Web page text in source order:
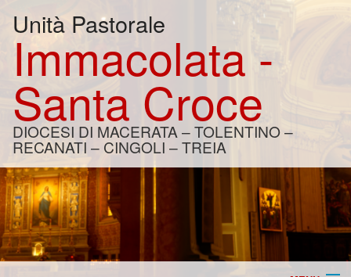
Unità Pastorale
Immacolata -
Santa Croce
DIOCESI DI MACERATA – TOLENTINO –
RECANATI – CINGOLI – TREIA